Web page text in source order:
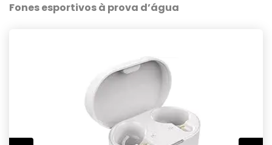
Fones esportivos à prova d’água